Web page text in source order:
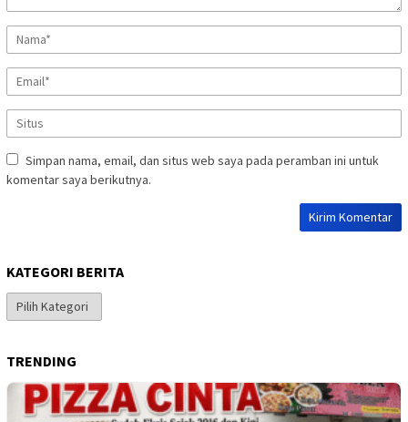
Simpan nama, email, dan situs web saya pada peramban ini untuk
komentar saya berikutnya.
KATEGORI BERITA
Kategori
Berita
TRENDING